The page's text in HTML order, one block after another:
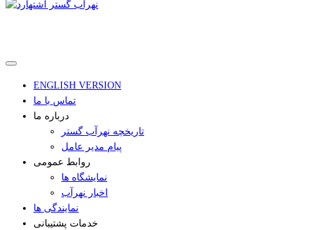
ENGLISH VERSION
تماس با ما
درباره ما
تاریخچه نهرآب گستر
پیام مدیر عامل
روابط عمومی
نمایشگاه ها
اخبار نهرآب
نمایندگی ها
خدمات پشتیبانی